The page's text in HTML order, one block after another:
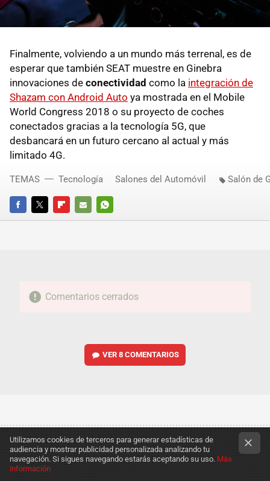
Finalmente, volviendo a un mundo más terrenal, es de
esperar que también SEAT muestre en Ginebra
innovaciones de conectividad como la integración de
Shazam con Android Auto ya mostrada en el Mobile
World Congress 2018 o su proyecto de coches
conectados gracias a la tecnología 5G, que
desbancará en un futuro cercano al actual y más
limitado 4G.
FACEBOOKTWITTERFLIPBOARD
E-
WHATSAPP
TEMAS Tecnología Salones del Automóvil Salón de
Comentarios cerrados
VER8 COMENTARIOS
Utilizamos cookies de terceros para generar estadísticas de
audiencia y mostrar publicidad personalizada analizando tu
navegación. Si sigues navegando estarás aceptando su uso. Más
información